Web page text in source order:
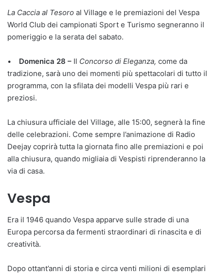
La Caccia al Tesoro al Village e le premiazioni del Vespa
World Club dei campionati Sport e Turismo segneranno il
pomeriggio e la serata del sabato.
• Domenica 28 – Il Concorso di Eleganza, come da
tradizione, sarà uno dei momenti più spettacolari di tutto il
programma, con la sfilata dei modelli Vespa più rari e
preziosi.
La chiusura ufficiale del Village, alle 15:00, segnerà la fine
delle celebrazioni. Come sempre l’animazione di Radio
Deejay coprirà tutta la giornata fino alle premiazioni e poi
alla chiusura, quando migliaia di Vespisti riprenderanno la
via di casa.
Vespa
Era il 1946 quando Vespa apparve sulle strade di una
Europa percorsa da fermenti straordinari di rinascita e di
creatività.
Dopo ottant’anni di storia e circa venti milioni di esemplari